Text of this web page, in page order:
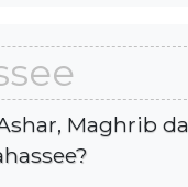
Maghrib